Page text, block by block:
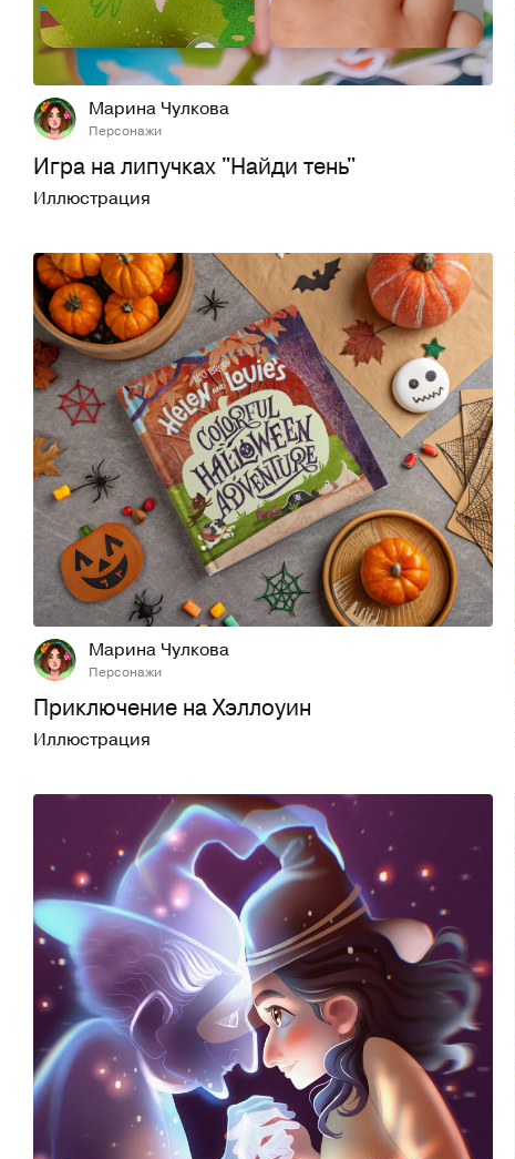
42 337
Марина Чулкова
Персонажи
Игра на липучках "Найди тень"
Иллюстрация
102 592
Марина Чулкова
Персонажи
Приключение на Хэллоуин
Иллюстрация
57 607